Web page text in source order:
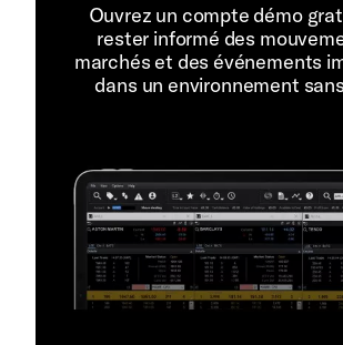
Ouvrez un compte démo
rester informé des
marchés et des événements
dans un environnement